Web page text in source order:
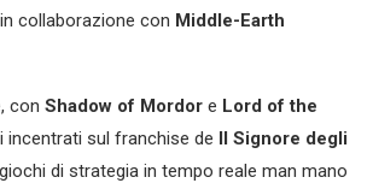
in collaborazione con Middle-Earth
con Shadow of Mordor e Lord of the
incentrati sul franchise de Il Signore degli
di strategia in tempo reale man mano